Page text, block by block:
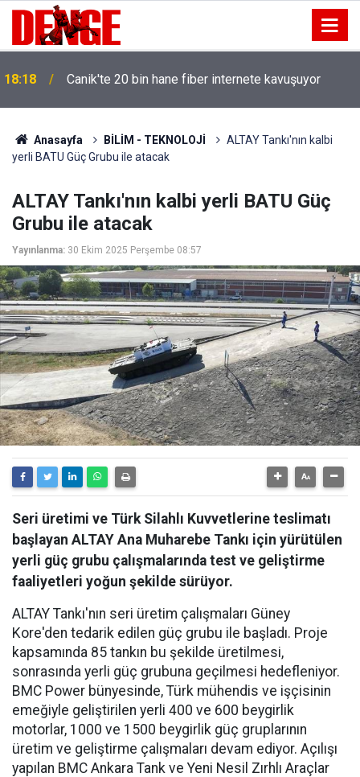
18:18 Canik'te 20 bin hane fiber internete kavuşuyor
Anasayfa BİLİM - TEKNOLOJİ
ALTAY Tankı'nın kalbi
yerli BATU Güç Grubu ile atacak
ALTAY Tankı'nın kalbi yerli BATU Güç
Grubu ile atacak
Yayınlanma: 30 Ekim 2025 Perşembe 08:57
Seri üretimi ve Türk Silahlı Kuvvetlerine teslimatı
başlayan ALTAY Ana Muharebe Tankı için yürütülen
yerli güç grubu çalışmalarında test ve geliştirme
faaliyetleri yoğun şekilde sürüyor.
ALTAY Tankı'nın seri üretim çalışmaları Güney
Kore'den tedarik edilen güç grubu ile başladı. Proje
kapsamında 85 tankın bu şekilde üretilmesi,
sonrasında yerli güç grubuna geçilmesi hedefleniyor.
BMC Power bünyesinde, Türk mühendis ve işçisinin
emeğiyle geliştirilen yerli 400 ve 600 beygirlik
motorlar, 1000 ve 1500 beygirlik güç gruplarının
üretim ve geliştirme çalışmaları devam ediyor. Açılışı
yapılan BMC Ankara Tank ve Yeni Nesil Zırhlı Araçlar